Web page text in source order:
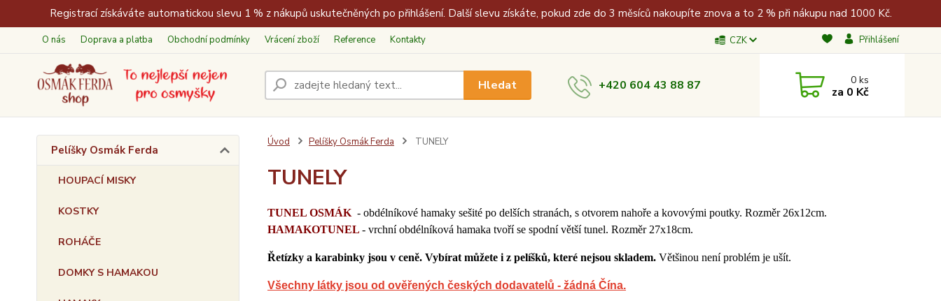
Registrací získáváte automatickou slevu 1 % z nákupů uskutečněných po přihlášení. Další slevu získáte, pokud zde do 3 měsíců nakoupíte znova a to 2 % při nákupu nad 1000 Kč.
O nás Doprava a platba Obchodní podmínky Vrácení zboží Reference Kontakty CZK Přihlášení
Hledat +420 604 43 88 87 0ks
za 0 Kč
Pelíšky Osmák Ferda
HOUPACÍ MISKY
KOSTKY
ROHÁČE
DOMKY S HAMAKOU
Úvod Pelíšky Osmák Ferda TUNELY
TUNELY
TUNEL OSMÁK - obdélníkové hamaky sešité po delších stranách, s otvorem nahoře a kovovými poutky. Rozměr 26x12cm.
HAMAKOTUNEL - vrchní obdélníková hamaka tvoří se spodní větší tunel. Rozměr 27x18cm.
Řetízky a karabinky jsou v ceně. Vybírat můžete i z pelíšků, které nejsou skladem.Většinou není problém je ušít.
Všechny látky jsou od ověřených českých dodavatelů - žádná Čína.